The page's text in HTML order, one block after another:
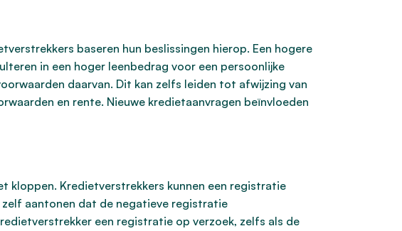
baseren hun beslissingen hierop. Een hogere
in een hoger leenbedrag voor een persoonlijke
daarvan. Dit kan zelfs leiden tot afwijzing van
en rente. Nieuwe kredietaanvragen beïnvloeden
kloppen. Kredietverstrekkers kunnen een registratie
aantonen dat de negatieve registratie
een registratie op verzoek, zelfs als de